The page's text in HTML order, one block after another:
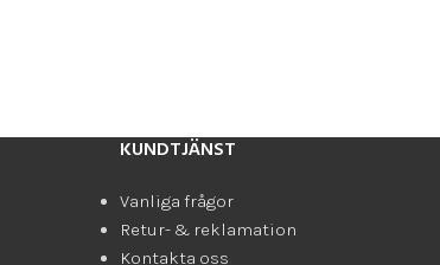
KUNDTJÄNST
Vanliga frågor
Retur- & reklamation
Kontakta oss